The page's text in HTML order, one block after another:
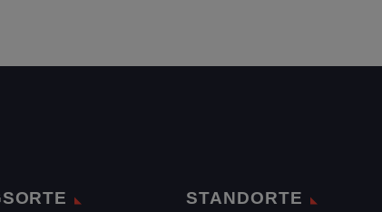
STANDORTE